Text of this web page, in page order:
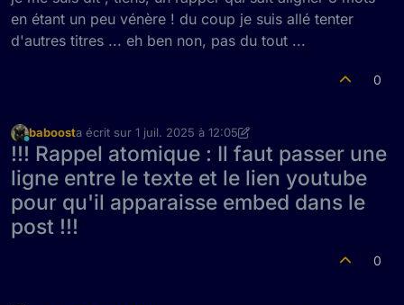
en étant un peu vénère ! du coup je suis allé tenter
d'autres titres ... eh ben non, pas du tout ...
0
En ligne
baboosta écrit sur 1 juil. 2025 à 12:05
dernière édition par baboost7 janv. 2025 à 14:06
!!! Rappel atomique : Il faut passer une
ligne entre le texte et le lien youtube
pour qu'il apparaisse embed dans le
post !!!
0